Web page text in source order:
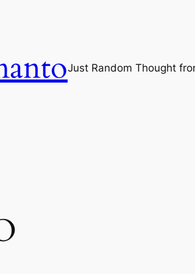
Just Random Thought